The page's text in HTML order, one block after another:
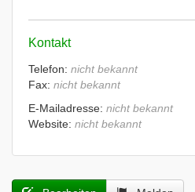
Kontakt
Telefon: nicht bekannt
Fax: nicht bekannt
E-Mailadresse: nicht bekannt
Website: nicht bekannt